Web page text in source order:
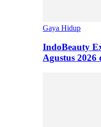
Gaya Hidup
IndoBeauty
Agustus